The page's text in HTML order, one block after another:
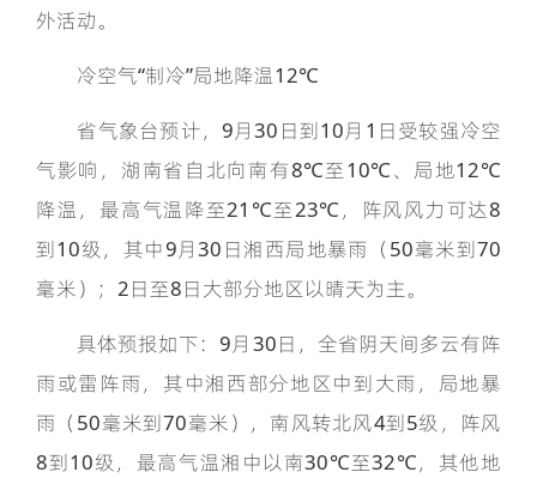
外活动。
冷空气“制冷”局地降温12℃
省气象台预计，9月30日到10月1日受较强冷空
气影响，湖南省自北向南有8℃至10℃、局地12℃
降温，最高气温降至21℃至23℃，阵风风力可达8
到10级，其中9月30日湘西局地暴雨（50毫米到70
毫米）；2日至8日大部分地区以晴天为主。
具体预报如下：9月30日，全省阴天间多云有阵
雨或雷阵雨，其中湘西部分地区中到大雨，局地暴
雨（50毫米到70毫米），南风转北风4到5级，阵风
8到10级，最高气温湘中以南30℃至32℃，其他地